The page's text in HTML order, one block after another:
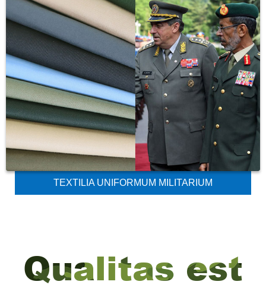
TEXTILIA UNIFORMUM MILITARIUM
Qualitas est